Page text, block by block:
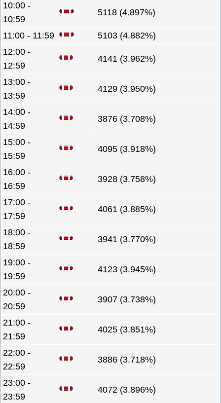
10:00 -
10:59
5118 (4.897%)
11:00 - 11:59
5103 (4.882%)
12:00 -
12:59
4141 (3.962%)
13:00 -
13:59
4129 (3.950%)
14:00 -
14:59
3876 (3.708%)
15:00 -
15:59
4095 (3.918%)
16:00 -
16:59
3928 (3.758%)
17:00 -
17:59
4061 (3.885%)
18:00 -
18:59
3941 (3.770%)
19:00 -
19:59
4123 (3.945%)
20:00 -
20:59
3907 (3.738%)
21:00 -
21:59
4025 (3.851%)
22:00 -
22:59
3886 (3.718%)
23:00 -
23:59
4072 (3.896%)